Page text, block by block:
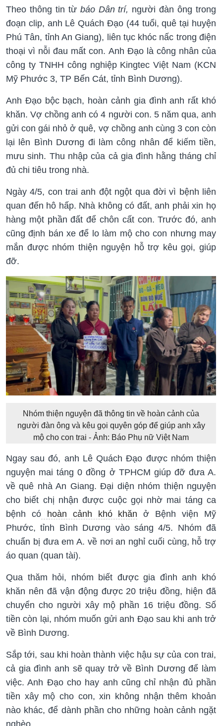
Theo thông tin từbáo Dân trí, người đàn ông trong
đoạn clip, anh Lê Quách Đạo (44 tuổi, quê tại huyện
Phú Tân, tỉnh An Giang), liên tục khóc nấc trong điện
thoại vì nỗi đau mất con. Anh Đạo là công nhân của
công ty TNHH công nghiệp Kingtec Việt Nam (KCN
Mỹ Phước 3, TP Bến Cát, tỉnh Bình Dương).
Anh Đạo bộc bạch, hoàn cảnh gia đình anh rất khó
khăn. Vợ chồng anh có 4 người con. 5 năm qua, anh
gửi con gái nhỏ ở quê, vợ chồng anh cùng 3 con còn
lại lên Bình Dương đi làm công nhân để kiếm tiền,
mưu sinh. Thu nhập của cả gia đình hằng tháng chỉ
đủ chi tiêu trong nhà.
Ngày 4/5, con trai anh đột ngột qua đời vì bệnh liên
quan đến hô hấp. Nhà không có đất, anh phải xin họ
hàng một phần đất để chôn cất con. Trước đó, anh
cũng định bán xe để lo làm mộ cho con nhưng may
mắn được nhóm thiện nguyện hỗ trợ kêu gọi, giúp
đỡ.
Nhóm thiện nguyện đã thông tin về hoàn cảnh của
người đàn ông và kêu gọi quyên góp để giúp anh xây
mộ cho con trai - Ảnh: Báo Phụ nữ Việt Nam
Ngay sau đó, anh Lê Quách Đạo được nhóm thiện
nguyện mai táng 0 đồng ở TPHCM giúp đỡ đưa A.
về quê nhà An Giang. Đại diện nhóm thiện nguyện
cho biết chị nhận được cuộc gọi nhờ mai táng ca
bệnh cóhoàn cảnh khó khăn ở Bệnh viện Mỹ
Phước, tỉnh Bình Dương vào sáng 4/5. Nhóm đã
chuẩn bị đưa em A. về nơi an nghỉ cuối cùng, hỗ trợ
áo quan (quan tài).
Qua thăm hỏi, nhóm biết được gia đình anh khó
khăn nên đã vận động được 20 triệu đồng, hiện đã
chuyển cho người xây mộ phần 16 triệu đồng. Số
tiền còn lại, nhóm muốn gửi anh Đạo sau khi anh trở
về Bình Dương.
Sắp tới, sau khi hoàn thành việc hậu sự của con trai,
cả gia đình anh sẽ quay trở về Bình Dương để làm
việc. Anh Đạo cho hay anh cũng chỉ nhận đủ phần
tiền xây mộ cho con, xin không nhận thêm khoản
nào khác, để dành phần cho những hoàn cảnh ngặt